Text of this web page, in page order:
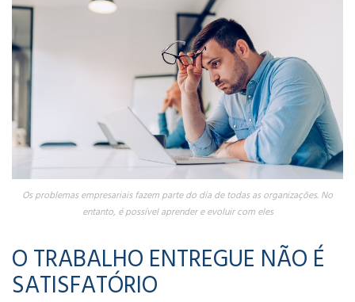
Os problemas empresariais fazem parte do dia de todas as organizações. No
entanto, é possível aprender e evoluir com eles
O TRABALHO ENTREGUE NÃO É
SATISFATÓRIO